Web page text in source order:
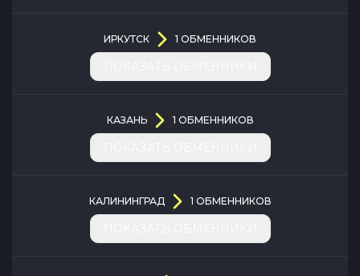
ИРКУТСК 1 ОБМЕННИКОВ
КАЗАНЬ 1 ОБМЕННИКОВ
КАЛИНИНГРАД 1 ОБМЕННИКОВ